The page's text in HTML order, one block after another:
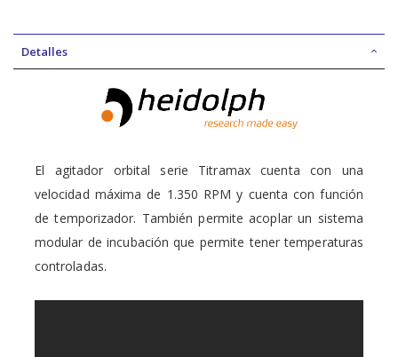
Detalles
El agitador orbital serie Titramax cuenta con una
velocidad máxima de 1.350 RPM y cuenta con función
de temporizador. También permite acoplar un sistema
modular de incubación que permite tener temperaturas
controladas.